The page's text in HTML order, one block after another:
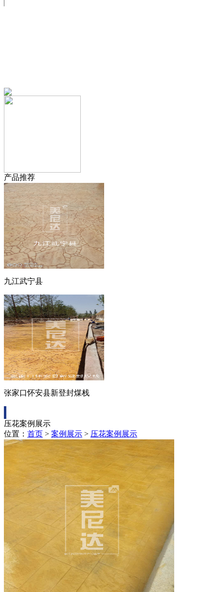
产品推荐
九江武宁县
张家口怀安县新登封煤栈
压花案例展示
位置： 首页 > 案例展示 > 压花案例展示